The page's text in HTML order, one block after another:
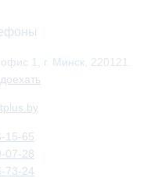
1, г. Минск, 220121.
15-65
07-28
73-24